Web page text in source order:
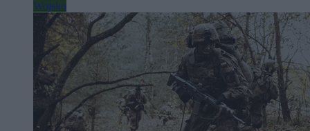
Wojsko